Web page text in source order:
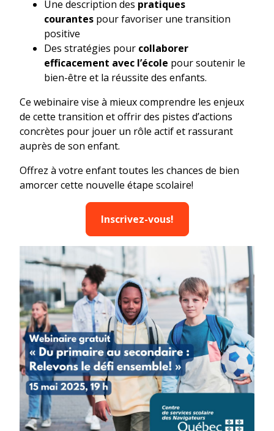
Une description des pratiques
courantes pour favoriser une transition
positive
Des stratégies pour collaborer
efficacement avec l’école pour soutenir le
bien-être et la réussite des enfants.
Ce webinaire vise à mieux comprendre les enjeux
de cette transition et offrir des pistes d’actions
concrètes pour jouer un rôle actif et rassurant
auprès de son enfant.
Offrez à votre enfant toutes les chances de bien
amorcer cette nouvelle étape scolaire!
Inscrivez-vous!